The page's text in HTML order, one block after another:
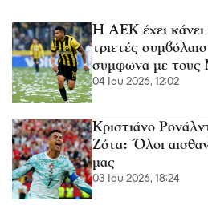
Η ΑΕΚ έχει κάνει
τριετές
συμφωνα με τους
04 Ιου 2026, 12:02
Κριστιάνο
Ζότα: Όλοι
μας
03 Ιου 2026, 18:24